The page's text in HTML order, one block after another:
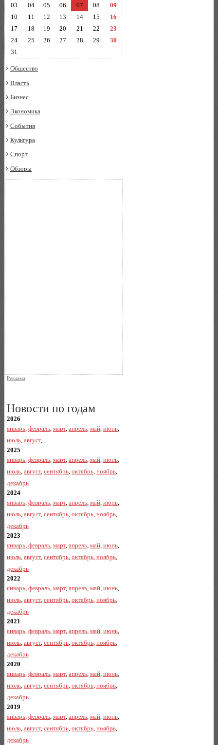
03 04 05 06 07 08
09
10
11 12 13 14 15
16
17
18 19 20 21 22
23
24
25 26 27 28 29
30
31
Общество
Власть
Бизнес
Экономика
События
Культура
Спорт
Обзоры
Реклама
Новости по годам
2026
январь, февраль, март, апрель, май, июнь,
июль, август,
2025
январь, февраль, март, апрель, май, июнь,
июль, август, сентябрь, октябрь, ноябрь,
декабрь
2024
январь, февраль, март, апрель, май, июнь,
июль, август, сентябрь, октябрь, ноябрь,
декабрь
2023
январь, февраль, март, апрель, май, июнь,
июль, август, сентябрь, октябрь, ноябрь,
декабрь
2022
январь, февраль, март, апрель, май, июнь,
июль, август, сентябрь, октябрь, ноябрь,
декабрь
2021
январь, февраль, март, апрель, май, июнь,
июль, август, сентябрь, октябрь, ноябрь,
декабрь
2020
январь, февраль, март, апрель, май, июнь,
июль, август, сентябрь, октябрь, ноябрь,
декабрь
2019
январь, февраль, март, апрель, май, июнь,
июль, август, сентябрь, октябрь, ноябрь,
декабрь